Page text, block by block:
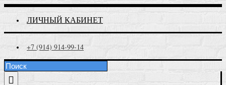
ЛИЧНЫЙ КАБИНЕТ
+7 (914) 914-99-14